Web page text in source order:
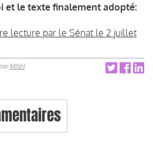
et le texte finalement adopté:
lecture par le Sénat le 2 juillet
MNH